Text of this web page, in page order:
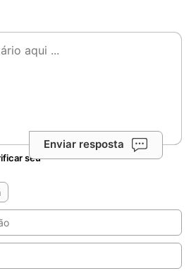
Enviar resposta
seu